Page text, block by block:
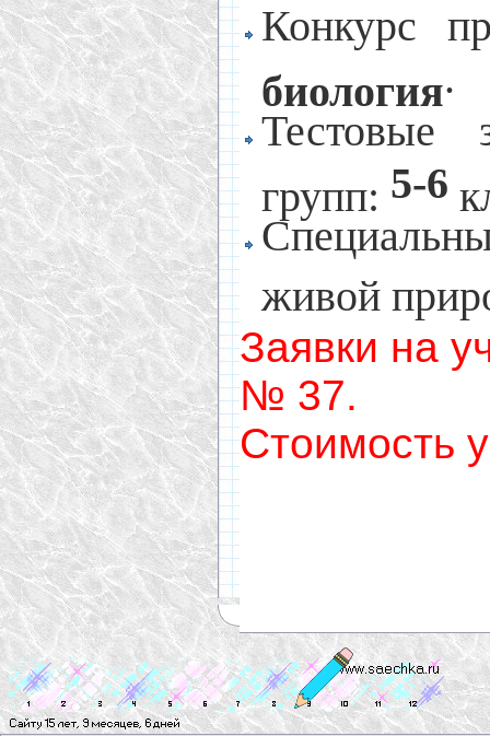
Конкурс
биология.
Тестовые
групп: 5-6
живой
Заявки на
№ 37.
Стоимость